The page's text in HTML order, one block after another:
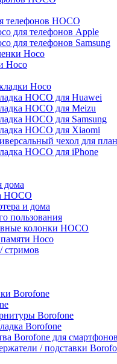
телефонов HOCO
для телефонов Apple
для телефонов Samsung
Hoco
Hoco
Hoco
HOCO для Huawei
HOCO для Meizu
HOCO для Samsung
HOCO для Xiaomi
чехол для
HOCO для iPhone
дома
HOCO
и дома
пользования
колонки HOCO
Hoco
стримов
Borofone
Borofone
Borofone
Borofone для смартфонов
/ подставки